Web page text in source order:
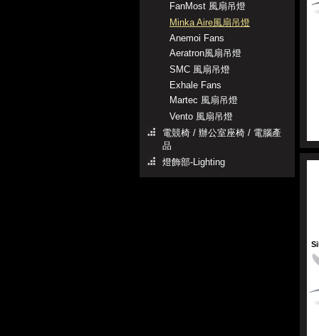
FanMost 風扇吊燈
Minka Aire風扇吊燈
Anemoi Fans
Aeratron風扇吊燈
SMC 風扇吊燈
Exhale Fans
Martec 風扇吊燈
Vento 風扇吊燈
電競椅 / 辦公室座椅 / 電腦產
品
燈飾部-Lighting